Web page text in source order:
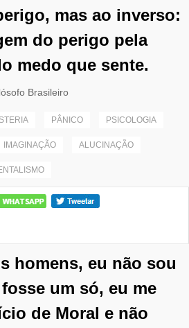
mas ao inverso:
do perigo pela
medo que sente.
Brasileiro
PÂNICO PSICOLOGIA
IMAGINAÇÃO ALUCINAÇÃO
homens, eu não sou
um só, eu me
de Moral e não